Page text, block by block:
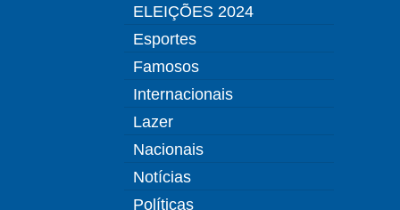
ELEIÇÕES 2024
Esportes
Famosos
Internacionais
Lazer
Nacionais
Notícias
Políticas